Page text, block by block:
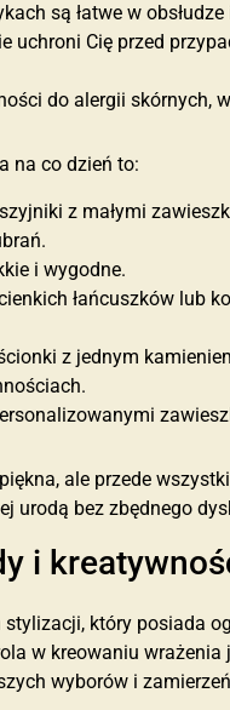
są łatwe w
uchroni Cię przed
do alergii skórnych,
na co dzień to:
z małymi
i wygodne.
łańcuszków lub
z jednym
ale przede
urodą bez zbędnego
i
który posiada
w kreowaniu
wyborów i